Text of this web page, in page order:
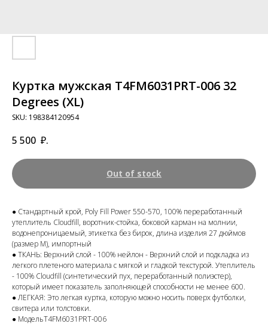
Куртка мужская T4FM6031PRT-006 32
Degrees (XL)
SKU: 198384120954
5 500 ₽.
Out of stock
● Cтандартный крой, Poly Fill Power 550-570, 100% переработанный
утеплитель Cloudfill, воротник-стойка, боковой карман на молнии,
водонепроницаемый, этикетка без бирок, длина изделия 27 дюймов
(размер M), импортный
● ТКАНЬ: Верхний слой - 100% нейлон - Верхний слой и подкладка из
легкого плетеного материала с мягкой и гладкой текстурой. Утеплитель
- 100% Cloudfill (синтетический пух, переработанный полиэстер),
который имеет показатель заполняющей способности не менее 600.
● ЛЕГКАЯ: Это легкая куртка, которую можно носить поверх футболки,
свитера или толстовки.
● МодельT4FM6031PRT-006